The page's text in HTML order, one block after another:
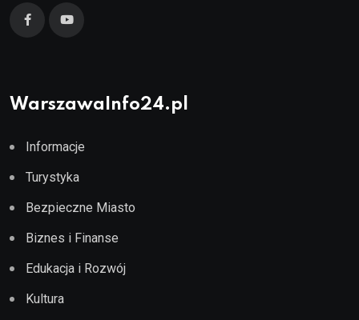
WarszawaInfo24.pl
Informacje
Turystyka
Bezpieczne Miasto
Biznes i Finanse
Edukacja i Rozwój
Kultura